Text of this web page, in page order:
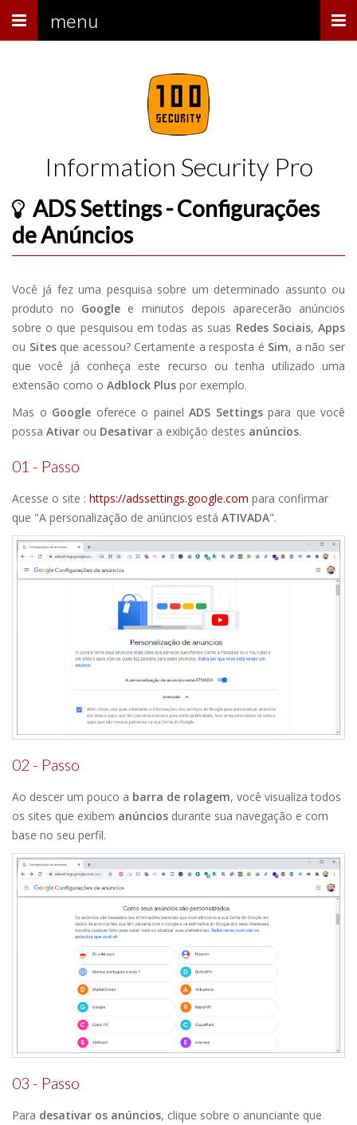
Menu menu
Information Security Pro
ADS Settings - Configurações
de Anúncios
Você já fez uma pesquisa sobre um determinado assunto ou
produto no Google e minutos depois aparecerão anúncios
sobre o que pesquisou em todas as suas Redes Sociais,Apps
ou Sitesque acessou? Certamente a resposta é Sim, a não ser
que você já conheça este recurso ou tenha utilizado uma
extensão como o Adblock Plus por exemplo.
Mas o Google oferece o painel ADS Settingspara que você
possa Ativar ou Desativar a exibição destes anúncios.
01 - Passo
Acesse o site : https://adssettings.google.com para confirmar
que "A personalização de anúncios está ATIVADA".
02 - Passo
Ao descer um pouco a barra de rolagem, você visualiza todos
os sites que exibem anúncios durante sua navegação e com
base no seu perfil.
03 - Passo
Para desativar os anúncios, clique sobre o anunciante que